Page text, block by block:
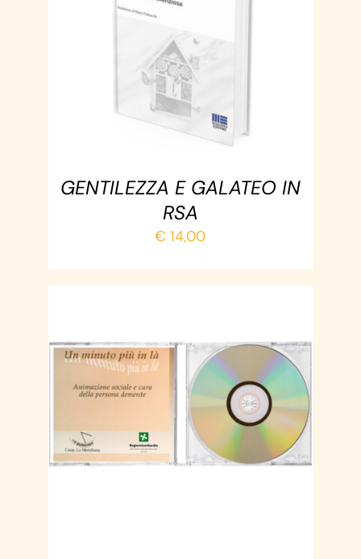
AGGIUNGI AL CARRELLO
GENTILEZZA E GALATEO IN
RSA
€ 14,00
AGGIUNGI AL CARRELLO
/
DETTAGLI